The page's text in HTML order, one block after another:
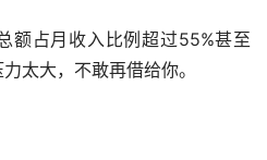
额占月收入比例超过55%甚至
太大，不敢再借给你。